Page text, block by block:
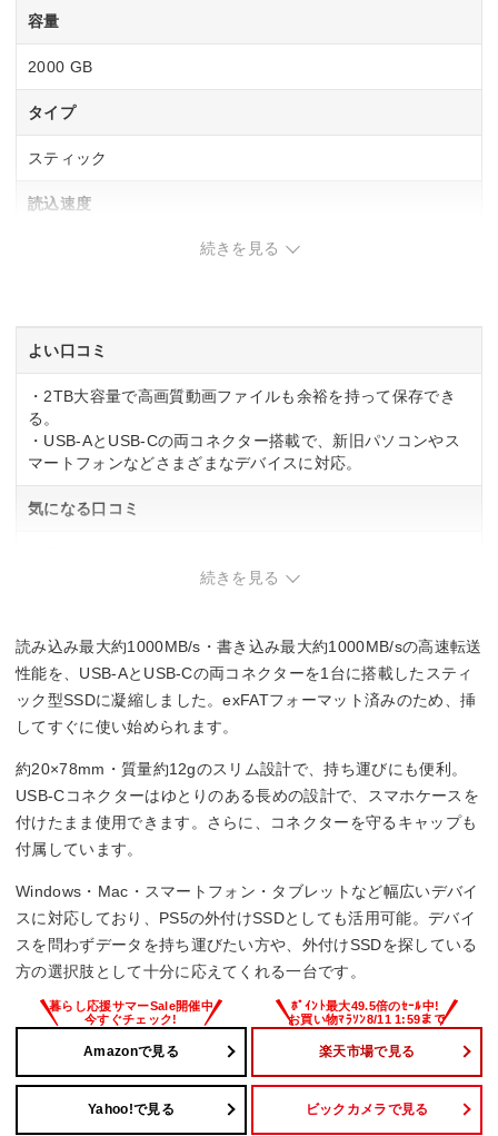
容量
2000 GB
タイプ
スティック
読込速度
900 MB/s
続きを見る
よい口コミ
・2TB大容量で高画質動画ファイルも余裕を持って保存でき
る。
・USB-AとUSB-Cの両コネクター搭載で、新旧パソコンやス
マートフォンなどさまざまなデバイスに対応。
気になる口コミ
続きを見る
読み込み最大約1000MB/s・書き込み最大約1000MB/sの高速転送
性能を、USB-AとUSB-Cの両コネクターを1台に搭載したスティ
ック型SSDに凝縮しました。exFATフォーマット済みのため、挿
してすぐに使い始められます。
約20×78mm・質量約12gのスリム設計で、持ち運びにも便利。
USB-Cコネクターはゆとりのある長めの設計で、スマホケースを
付けたまま使用できます。さらに、コネクターを守るキャップも
付属しています。
Windows・Mac・スマートフォン・タブレットなど幅広いデバイ
スに対応しており、PS5の外付けSSDとしても活用可能。デバイ
スを問わずデータを持ち運びたい方や、外付けSSDを探している
方の選択肢として十分に応えてくれる一台です。
Amazonで見る 楽天市場で見る
Yahoo!で見る ビックカメラで見る